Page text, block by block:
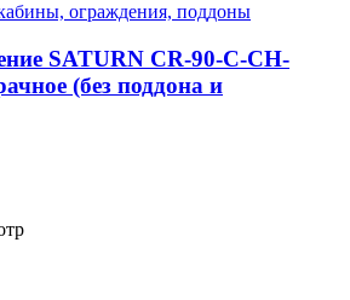
ограждения, поддоны
SATURN CR-90-C-CH-
(без поддона и